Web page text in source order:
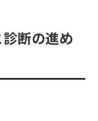
断の進め